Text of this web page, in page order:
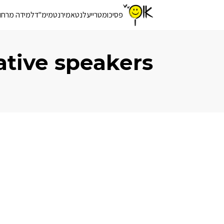
פסיכומטרייעלנטאמירנטמימ"דלמידה
speakers